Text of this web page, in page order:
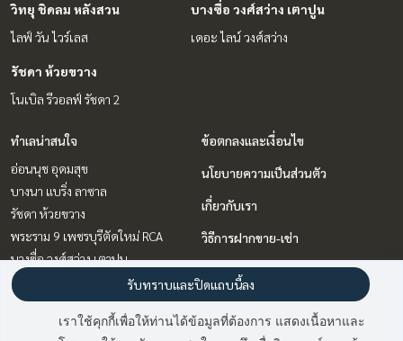
วิทยุ ชิดลม หลังสวน
ไลฟ์ วัน ไวร์เลส
บางซื่อ วงศ์สว่าง เตาปูน
เดอะ ไลน์ วงศ์สว่าง
รัชดา ห้วยขวาง
โนเบิล รีวอลฟ์ รัชดา 2
ทำเลน่าสนใจ
อ่อนนุช อุดมสุข
บางนา แบริ่ง ลาซาล
รัชดา ห้วยขวาง
พระราม 9 เพชรบุรีตัดใหม่ RCA
บางซื่อ วงศ์สว่าง เตาปูน
สุขุมวิท อโศก ทองหล่อ
คลองเตย กล้วยน้ำไท
แจ้งวัฒนะ เมืองทอง
ข้อตกลงและเงื่อนไข
นโยบายความเป็นส่วนตัว
เกี่ยวกับเรา
วิธีการฝากขาย-เช่า
ติดต่อ
เราใช้คุกกี้เพื่อให้ท่านได้ข้อมูลที่ต้องการ แสดงเนื้อหาและ
รับทราบและปิดแถบนี้ลง